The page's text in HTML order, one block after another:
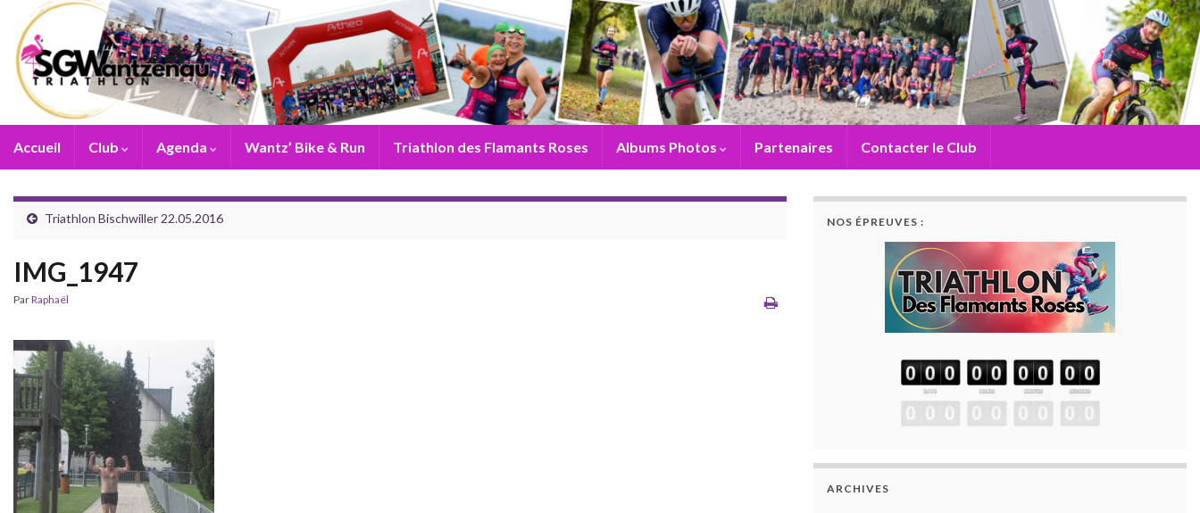
Accueil Club Agenda Wantz’ Bike & Run Triathlon des Flamants Roses Albums Photos Partenaires Contacter le Club
Triathlon Bischwiller 22.05.2016
IMG_1947
ParRaphaël
NOS ÉPREUVES :
ARCHIVES